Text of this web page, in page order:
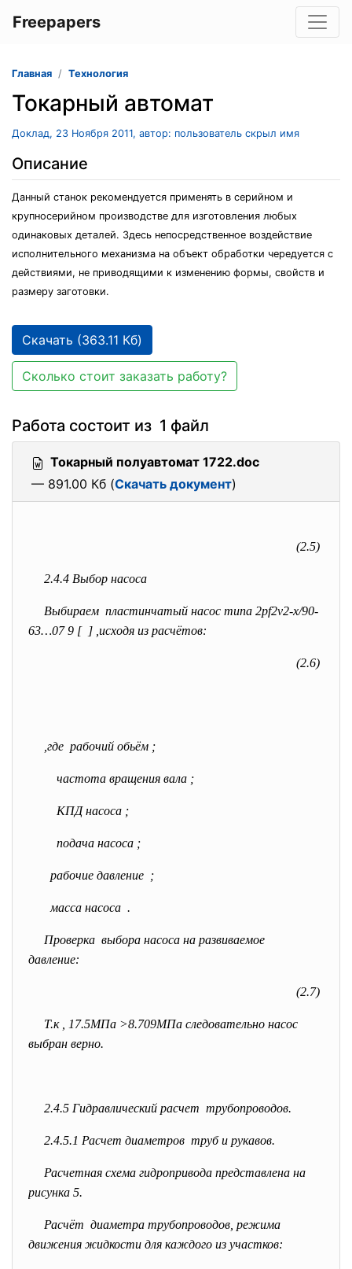
Freepapers
Главная Технология
Токарный автомат
Доклад, 23 Ноября 2011, автор: пользователь скрыл имя
Описание
Данный станок рекомендуется применять в серийном и
крупносерийном производстве для изготовления любых
одинаковых деталей. Здесь непосредственное воздействие
исполнительного механизма на объект обработки чередуется с
действиями, не приводящими к изменению формы, свойств и
размеру заготовки.
Скачать (363.11 Кб)
Сколько стоит заказать работу?
Работа состоит из 1 файл
Токарный полуавтомат 1722.doc
— 891.00 Кб (Скачать документ)
(2.5)
2.4.4 Выбор насоса
Выбираем пластинчатый насос типа 2pf2v2-x/90-
63…07 9 [ ] ,исходя из расчётов:
(2.6)
,где рабочий обьём ;
частота вращения вала ;
КПД насоса ;
подача насоса ;
рабочие давление ;
масса насоса .
Проверка выбора насоса на развиваемое
давление:
(2.7)
Т.к
, 17.5МПа >8.709МПа следовательно насос
выбран верно.
2.4.5 Гидравлический расчет трубопроводов.
2.4.5.1 Расчет диаметров труб и рукавов.
Расчетная схема гидропривода представлена на
рисунка 5.
Расчёт диаметра трубопроводов, режима
движения жидкости для каждого из участков: